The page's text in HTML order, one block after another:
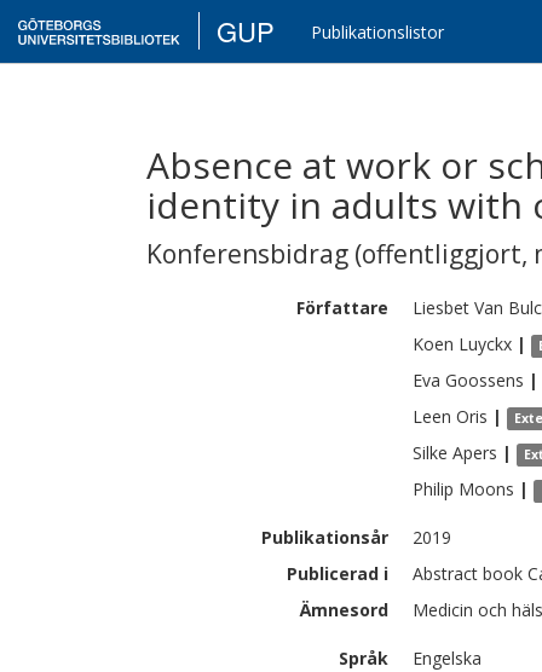
GUP Publikationslistor
Absence at work or
identity in adults with
Konferensbidrag (offentliggjort,
Författare Liesbet Van
Koen Luyckx |
Eva Goossens |
Leen Oris |
Silke Apers |
Philip Moons |
Publikationsår
2019
Publicerad i
Abstract book
Ämnesord
Medicin och
Språk
Engelska